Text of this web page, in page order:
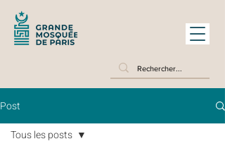
Post
Tous les posts